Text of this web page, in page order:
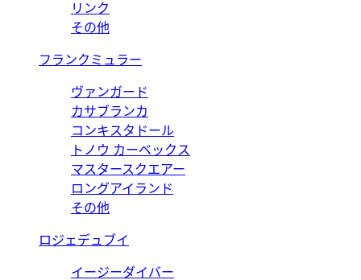
リンク
その他
フランクミュラー
ヴァンガード
カサブランカ
コンキスタドール
トノウ カーベックス
マスタースクエアー
ロングアイランド
その他
ロジェデュブイ
イージーダイバー